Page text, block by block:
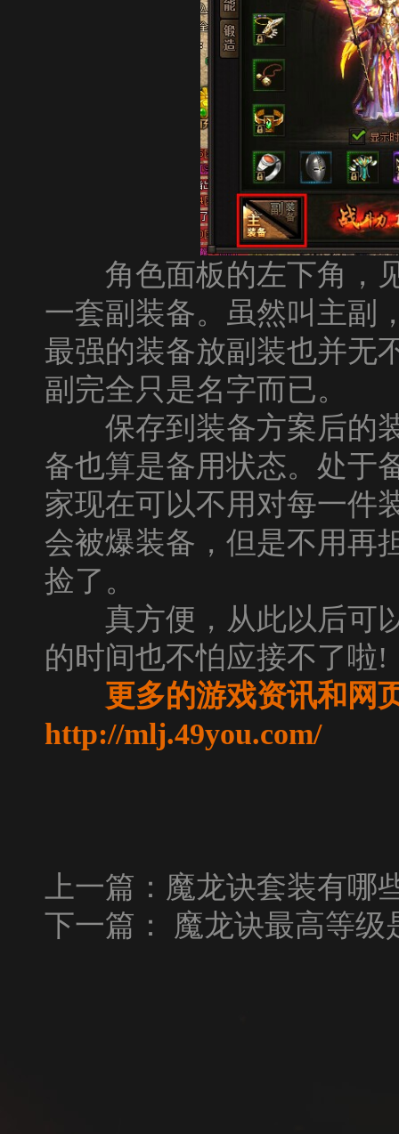
角色面板的左下角，见
一套副装备。虽然叫主副
最强的装备放副装也并无
副完全只是名字而已。
保存到装备方案后的装
备也算是备用状态。处于
家现在可以不用对每一件
会被爆装备，但是不用再
捡了。
真方便，从此以后可以
的时间也不怕应接不了啦!
更多的游戏资讯和网
http://mlj.49you.com/
上一篇： 魔龙诀套装有哪
下一篇：
魔龙诀最高等级